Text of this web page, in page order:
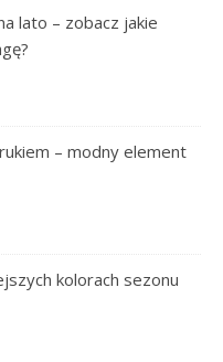
lato – zobacz jakie
– modny element
kolorach sezonu